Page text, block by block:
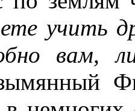
учить
вам,